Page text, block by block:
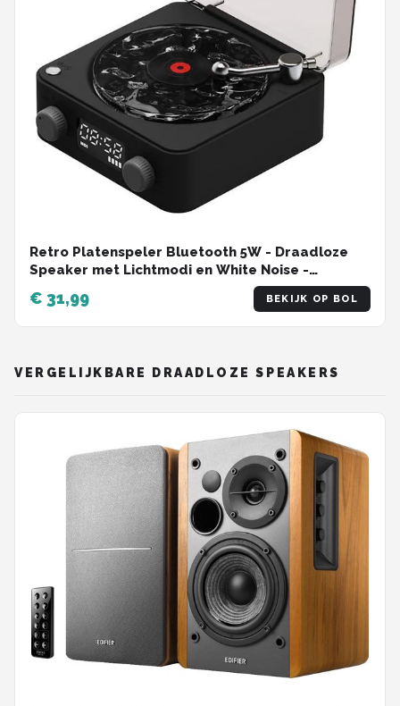
Retro Platenspeler Bluetooth 5W - Draadloze
Speaker met Lichtmodi en White Noise -
Partybox Met AUX En TF-Kaart - Platenspeler
Bluetooth - 14,2 x 15,3 x 6,7 cm - Zwart
€ 31,99 BEKIJK OP BOL
VERGELIJKBARE DRAADLOZE SPEAKERS